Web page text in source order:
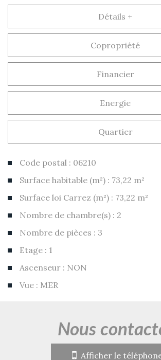
Détails +
Copropriété
Financier
Energie
Quartier
Code postal : 06210
Surface habitable (m²) : 73,22 m²
Surface loi Carrez (m²) : 73,22 m²
Nombre de chambre(s) : 2
Nombre de pièces : 3
Etage : 1
Ascenseur : NON
Vue : MER
nous
Afficher le